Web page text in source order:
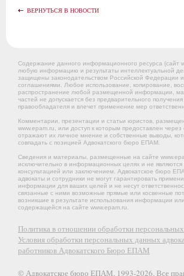
ВЕРНУТЬСЯ В НОВОСТИ
Содержание данного информационного ресурса (сайт
любую информацию и результаты интеллектуальной
защищены законодательством Российской Федерации
соглашениями. Любое использование, копирование,
распространение любой размещенной информации,
частей не допускается без предварительного получения
правообладателя и влечет применение мер
Комментарии, презентации и статьи юристов,
www.epam.ru, или доступ к которым предоставлен через
отражают их личное мнение и собственные выводы,
совпадать с позицией Адвокатского бюро ЕПАМ.
Сведения и материалы, размещенные на сайте
исключительно в информационных целях и не являются
консультацией или заключением. Адвокатское бюро
адвокаты и сотрудники не могут гарантировать
информации для ваших целей и не несут
связанные с ними возможные прямые или косвенные
возникшие в результате использования информации
содержащейся на сайте www.epam.ru.
Политика в отношении обработки
Условия обработки персональных данных
работников Адвокатского Бюро ЕПАМ
© Адвокатское бюро ЕПАМ. 1993-2026. Все